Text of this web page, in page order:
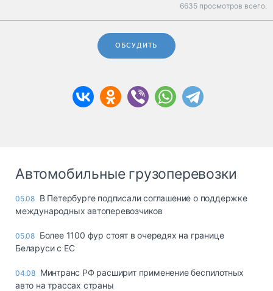
6635 просмотров всего.
ОБСУДИТЬ
Автомобильные грузоперевозки
05.08 В Петербурге подписали соглашение о поддержке
международных автоперевозчиков
05.08 Более 1100 фур стоят в очередях на границе
Беларуси с ЕС
04.08 Минтранс РФ расширит применение беспилотных
авто на трассах страны